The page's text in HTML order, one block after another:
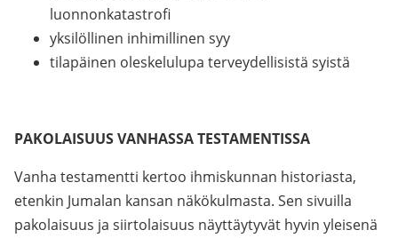
luonnonkatastrofi
yksilöllinen inhimillinen syy
tilapäinen oleskelulupa terveydellisistä syistä
PAKOLAISUUS VANHASSA TESTAMENTISSA
Vanha testamentti kertoo ihmiskunnan historiasta,
etenkin Jumalan kansan näkökulmasta. Sen sivuilla
pakolaisuus ja siirtolaisuus näyttäytyvät hyvin yleisenä